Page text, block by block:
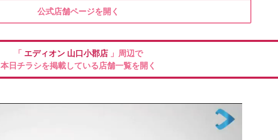
公式店舗ページを開く
「 エディオン 山口小郡店 」周辺で
本日チラシを掲載している店舗一覧を開く